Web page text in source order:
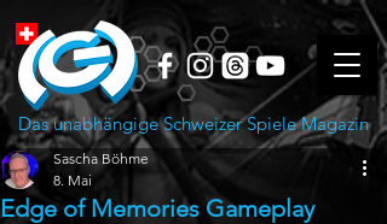
Das unabhängige Schweizer Spiele Magazin
Edge of Memories Gameplay
Sascha Böhme
8. Mai